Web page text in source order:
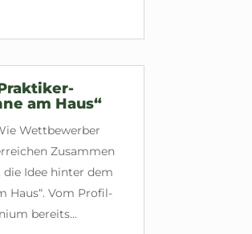
am Haus“
Wettbewerber
Zusammen
Idee hinter dem
Haus“. Vom Profil-
bereits...